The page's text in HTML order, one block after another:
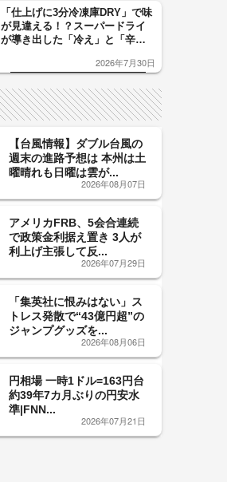
「仕上げに3分冷凍庫DRY」で味
が見違える！？スーパードライ
が導き出した「冷え」と「辛
した「辛口カーブ」が飲み頃の
2026年7月30日
【台風情報】ダブル台風の
週末の進路予想は 本州は土
曜晴れも日曜は雲が...
2026年08月07日
アメリカFRB、5会合連続
で政策金利据え置き 3人が
利上げ主張して反...
2026年07月29日
「集英社に恨みはない」ス
トレス発散で“43億円超”の
ジャンプグッズを...
2026年08月06日
円相場 一時1ドル=163円台
約39年7カ月ぶりの円安水
準|FNN...
2026年07月21日